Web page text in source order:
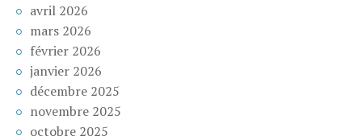
avril 2026
mars 2026
février 2026
janvier 2026
décembre 2025
novembre 2025
octobre 2025